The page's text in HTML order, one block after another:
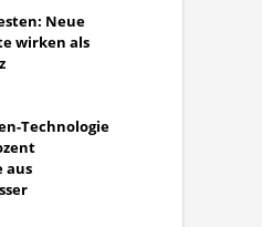
Neue
wirken als
Technologie
aus